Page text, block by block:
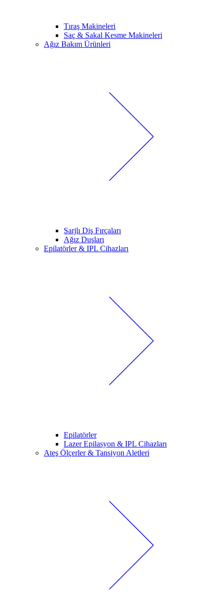
Tıraş Makineleri
Saç & Sakal Kesme Makineleri
Ağız Bakım Ürünleri
Şarjlı Diş Fırçaları
Ağız Duşları
Epilatörler & IPL Cihazları
Epilatörler
Lazer Epilasyon & IPL Cihazları
Ateş Ölçerler & Tansiyon Aletleri